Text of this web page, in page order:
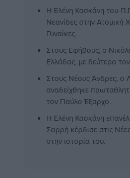
Η Ελένη Κασκάνη του
Νεανίδες στην Ατομική
Γυναίκες.
Στους Εφήβους, ο
Ελλάδας, με δεύτερο
Στους Νέους Άνδρες, ο
αναδείχθηκε
τον Παύλο Έξαρχο.
Η Ελένη Κασκάνη
Σαρρή κέρδισε στις
στην ιστορία του.